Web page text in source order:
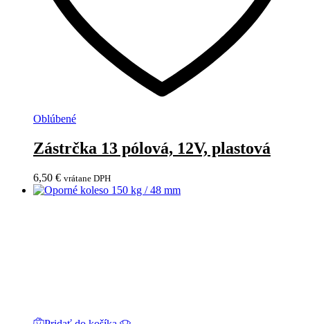
Oblúbené
Zástrčka 13 pólová, 12V, plastová
6,50 € vrátane DPH